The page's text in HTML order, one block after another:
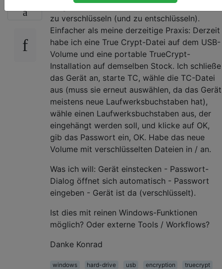
Möglichkeit, USB-Volumes unter Windows 10
zu verschlüsseln (und zu entschlüsseln).
Einfacher als meine derzeitige Praxis: Derzeit
habe ich eine True Crypt-Datei auf dem USB-
Volume und eine portable TrueCrypt-
Installation auf demselben Stock. Ich schließe
das Gerät an, starte TC, wähle die TC-Datei
aus (muss sie erneut auswählen, da das Gerät
meistens neue Laufwerksbuchstaben hat),
wähle einen Laufwerksbuchstaben aus, der
eingehängt werden soll, und klicke auf OK,
gib das Passwort ein, OK. Habe das neue
Volume mit verschlüsselten Dateien in / an.
Was ich will: Gerät einstecken - Passwort-
Dialog öffnet sich automatisch - Passwort
eingeben - Gerät ist da (verschlüsselt).
Ist dies mit reinen Windows-Funktionen
möglich? Oder externe Tools / Workflows?
Danke Konrad
windows hard-drive usb encryption
truecrypt